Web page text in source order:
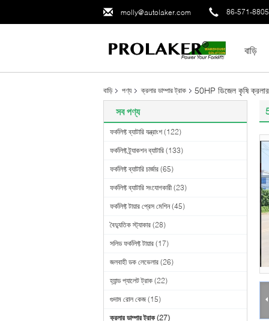
molly@autolaker.com 86-571-
বাড়ি
বাড়ি পণ্য ক্রলার ডাম্পার ট্রাক 50HP ডিজেল কৃষি
সব পণ্য
ফর্কলিফ্ট ব্যাটারি যন্ত্রাংশ (122)
ফর্কলিফ্ট ট্র্যাকশন ব্যাটারি (133)
ফর্কলিফ্ট ব্যাটারি চার্জার (65)
ফর্কলিফ্ট ব্যাটারি সংযোগকারী (23)
ফর্কলিফ্ট টায়ার প্রেস মেশিন (45)
বৈদ্যুতিক স্ট্যাকার (28)
সলিড ফর্কলিফ্ট টায়ার (17)
জলবাহী ডক লেভেলার (26)
হ্যান্ড প্যালেট ট্রাক (22)
গুদাম রোল কেজ (15)
ক্রলার ডাম্পার ট্রাক (27)